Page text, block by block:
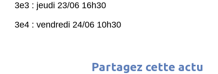
3e3 : jeudi 23/06 16h30
3e4 : vendredi 24/06 10h30
Partagez cette actu